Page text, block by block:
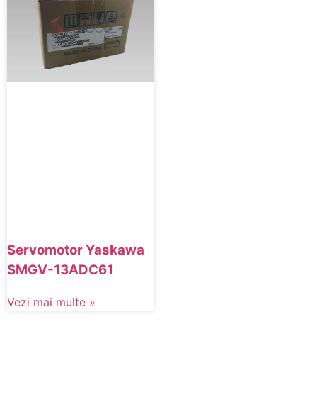
Servomotor Yaskawa
SMGV-13ADC61
Vezi mai multe »